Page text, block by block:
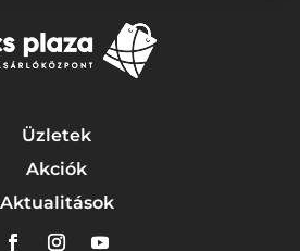
Üzletek
Akciók
Aktualitások